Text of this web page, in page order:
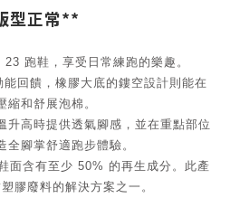
型正常**
跑鞋，享受日常練跑的樂趣。
回饋，橡膠大底的鏤空設計則能在
縮和舒展泡棉。
升高時提供透氣腳感，並在重點部位
全腳掌舒適跑步體驗。
面含有至少 50% 的再生成分。此產
膠廢料的解決方案之一。